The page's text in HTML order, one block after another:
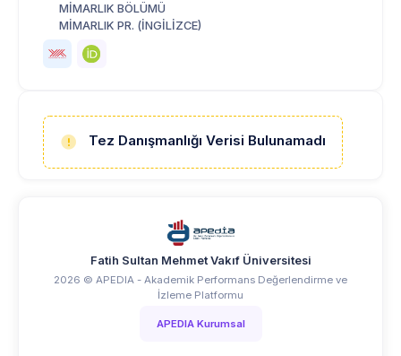
MİMARLIK BÖLÜMÜ
MİMARLIK PR. (İNGİLİZCE)
Tez Danışmanlığı Verisi Bulunamadı
Fatih Sultan Mehmet Vakıf Üniversitesi
2026 © APEDIA - Akademik Performans Değerlendirme ve
İzleme Platformu
APEDIA Kurumsal